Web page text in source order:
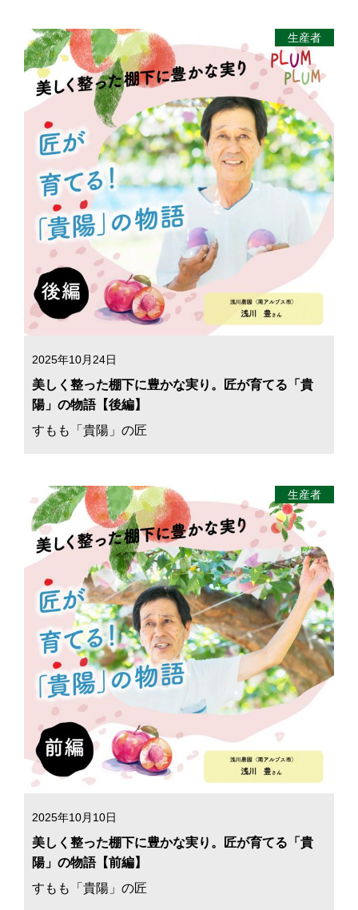
生産者
2025年10月24日
美しく整った棚下に豊かな実り。匠が育てる「貴
陽」の物語【後編】
すもも「貴陽」の匠
生産者
2025年10月10日
美しく整った棚下に豊かな実り。匠が育てる「貴
陽」の物語【前編】
すもも「貴陽」の匠